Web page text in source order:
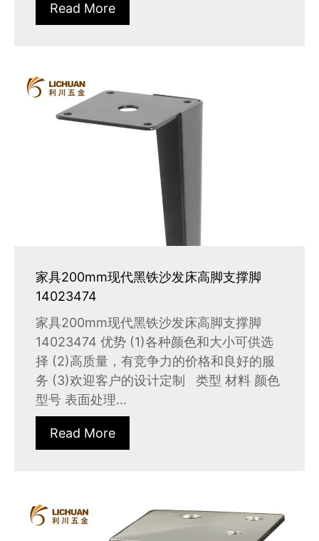
Read More
家具200mm现代黑铁沙发床高脚支撑脚
14023474
家具200mm现代黑铁沙发床高脚支撑脚
14023474 优势 (1)各种颜色和大小可供选
择 (2)高质量，有竞争力的价格和良好的服
务 (3)欢迎客户的设计定制 类型 材料 颜色
型号 表面处理...
Read More